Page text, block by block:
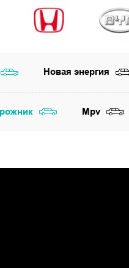
Новая энергия
Mpv